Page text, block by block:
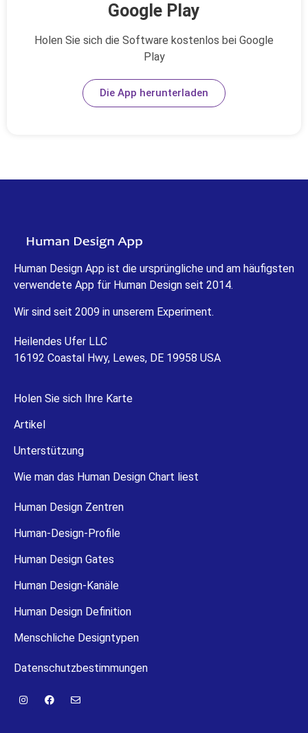
Google Play
Holen Sie sich die Software kostenlos bei Google
Play
Die App herunterladen
Human Design App ist die ursprüngliche und am häufigsten
verwendete App für Human Design seit 2014.
Wir sind seit 2009 in unserem Experiment.
Heilendes Ufer LLC
16192 Coastal Hwy, Lewes, DE 19958 USA
Holen Sie sich Ihre Karte
Artikel
Unterstützung
Wie man das Human Design Chart liest
Human Design Zentren
Human-Design-Profile
Human Design Gates
Human Design-Kanäle
Human Design Definition
Menschliche Designtypen
Datenschutzbestimmungen